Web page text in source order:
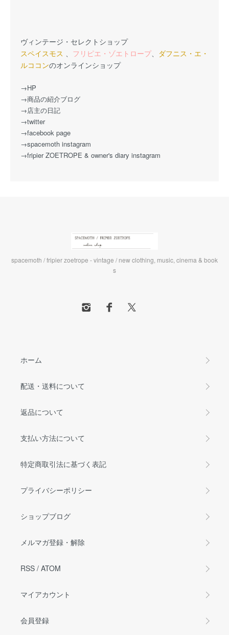
ヴィンテージ・セレクトショップ
スペイスモス 、 フリピエ・ゾエトロープ、 ダフニス・エ・
ルココンのオンラインショップ
→HP
→商品の紹介ブログ
→店主の日記
→twitter
→facebook page
→spacemoth instagram
→fripier ZOETROPE & owner's diary instagram
spacemoth / fripier zoetrope - vintage / new clothing, music, cinema & book
s
ホーム
配送・送料について
返品について
支払い方法について
特定商取引法に基づく表記
プライバシーポリシー
ショップブログ
メルマガ登録・解除
RSS / ATOM
マイアカウント
会員登録